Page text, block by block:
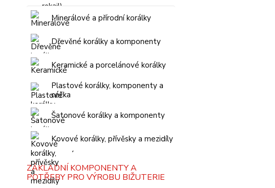
Minerálové a přírodní korálky
Dřevěné korálky a komponenty
Keramické a porcelánové korálky
Plastové korálky, komponenty a
céčka
Šatonové korálky a komponenty
Kovové korálky, přívěsky a mezidíly
ZÁKLADNÍ KOMPONENTY A
POTŘEBY PRO VÝROBU BIŽUTERIE